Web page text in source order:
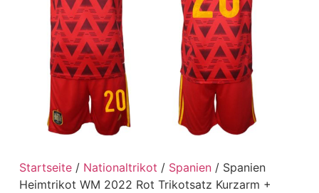
Startseite/ Nationaltrikot / Spanien/ Spanien
Heimtrikot WM 2022 Rot Trikotsatz Kurzarm +